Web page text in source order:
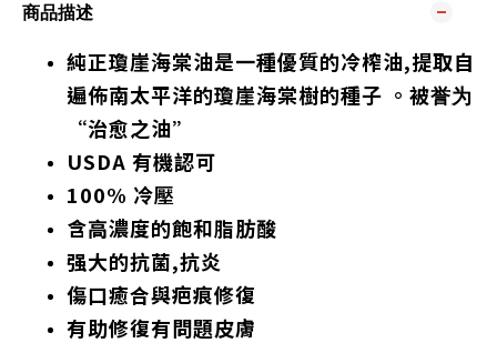
商品描述
純正瓊崖海棠油是一種優質的冷榨油,提取自
遍佈南太平洋的瓊崖海棠樹的種子 。被誉为
“治愈之油”
USDA 有機認可
100% 冷壓
含高濃度的飽和脂肪酸
强大的抗菌,抗炎
傷口癒合與疤痕修復
有助修復有問題皮膚